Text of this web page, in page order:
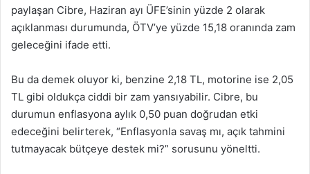
paylaşan Cibre, Haziran ayı ÜFE’sinin yüzde 2 olarak
açıklanması durumunda, ÖTV’ye yüzde 15,18 oranında zam
geleceğini ifade etti.
Bu da demek oluyor ki, benzine 2,18 TL, motorine ise 2,05
TL gibi oldukça ciddi bir zam yansıyabilir. Cibre, bu
durumun enflasyona aylık 0,50 puan doğrudan etki
edeceğini belirterek, “Enflasyonla savaş mı, açık tahmini
tutmayacak bütçeye destek mi?” sorusunu yöneltti.